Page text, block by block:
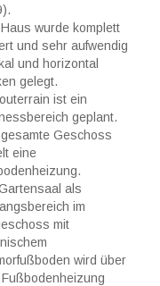
wurde komplett
und sehr aufwendig
und horizontal
gelegt.
ist ein
geplant.
Geschoss
eine
als
im
mit
wird über